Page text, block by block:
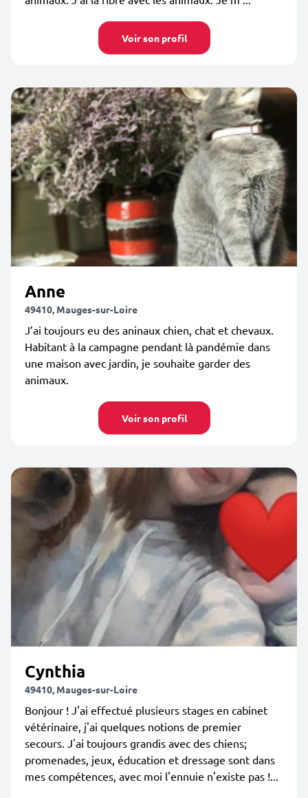
Voir son profil
Anne
49410, Mauges-sur-Loire
J’ai toujours eu des aninaux chien, chat et chevaux.
Habitant à la campagne pendant là pandémie dans
une maison avec jardin, je souhaite garder des
animaux.
Voir son profil
Cynthia
49410, Mauges-sur-Loire
Bonjour ! J'ai effectué plusieurs stages en cabinet
vétérinaire, j'ai quelques notions de premier
secours. J'ai toujours grandis avec des chiens;
promenades, jeux, éducation et dressage sont dans
mes compétences, avec moi l'ennuie n'existe pas !...